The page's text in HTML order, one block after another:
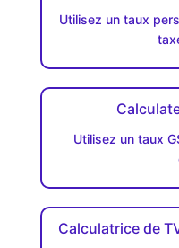
Utilisez un taux
Utilisez un taux
Calculatrice de